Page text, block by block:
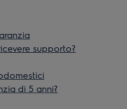
supporto?
di 5 anni?